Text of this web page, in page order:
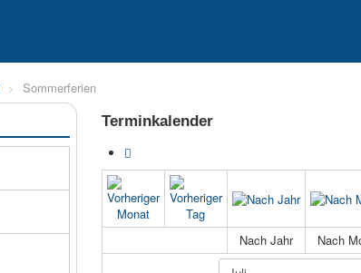
> Sommerferien
Terminkalender
Nach Jahr Nach